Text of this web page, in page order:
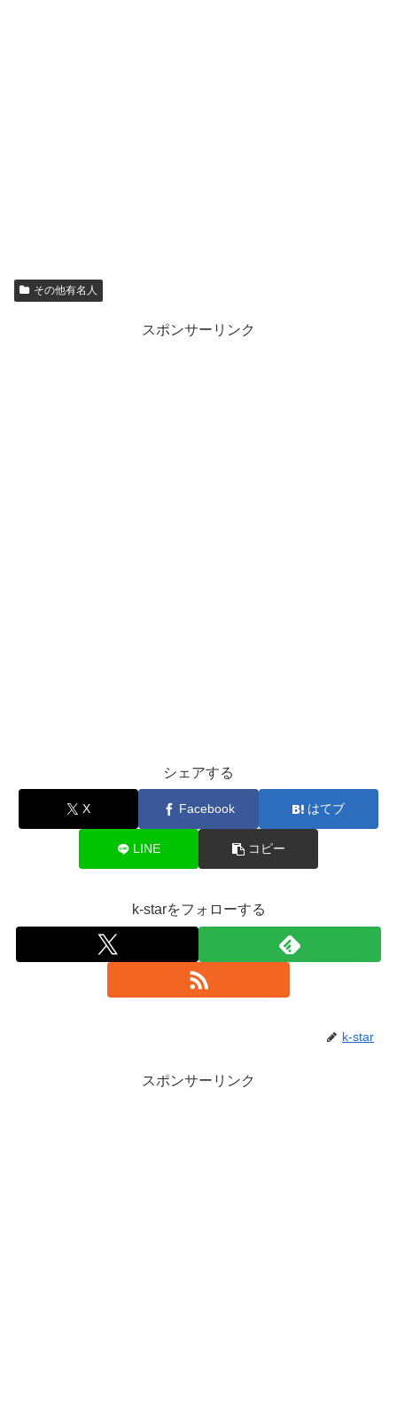
その他有名人
スポンサーリンク
シェアする
X Facebook はてブ
LINE コピー
k-starをフォローする
k-star
スポンサーリンク